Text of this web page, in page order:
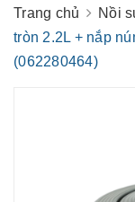
Trang chủ Nồi
tròn 2.2L + nắp
(062280464)